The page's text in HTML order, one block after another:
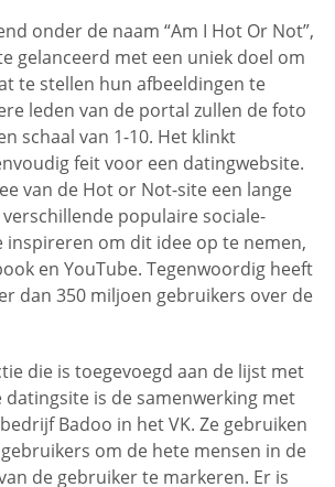
onder de naam “Am I Hot Or Not”,
gelanceerd met een uniek doel om
te stellen hun afbeeldingen te
leden van de portal zullen de foto
schaal van 1-10. Het klinkt
feit voor een datingwebsite.
van de Hot or Not-site een lange
populaire sociale-
om dit idee op te nemen,
en YouTube. Tegenwoordig heeft
dan 350 miljoen gebruikers over de
die is toegevoegd aan de lijst met
datingsite is de samenwerking met
Badoo in het VK. Ze gebruiken
om de hete mensen in de
de gebruiker te markeren. Er is